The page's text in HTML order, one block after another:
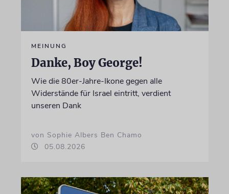
MEINUNG
Danke, Boy George!
Wie die 80er-Jahre-Ikone gegen alle
Widerstände für Israel eintritt, verdient
unseren Dank
von Sophie Albers Ben Chamo
05.08.2026